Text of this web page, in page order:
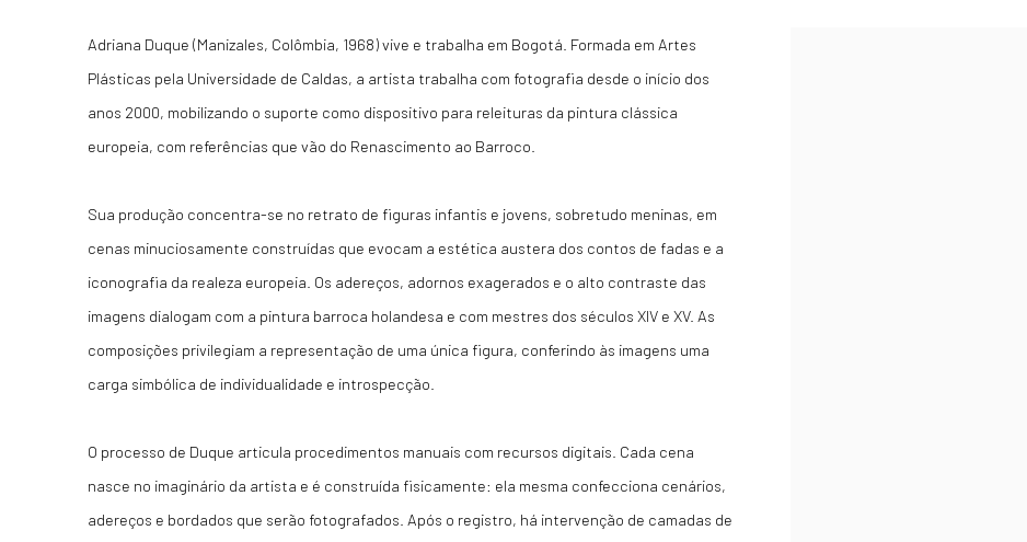
Adriana Duque (Manizales, Colômbia, 1968) vive e trabalha em Bogotá. Formada em Artes
Plásticas pela Universidade de Caldas, a artista trabalha com fotografia desde o início dos
anos 2000, mobilizando o suporte como dispositivo para releituras da pintura clássica
europeia, com referências que vão do Renascimento ao Barroco.
Sua produção concentra-se no retrato de figuras infantis e jovens, sobretudo meninas, em
cenas minuciosamente construídas que evocam a estética austera dos contos de fadas e a
iconografia da realeza europeia. Os adereços, adornos exagerados e o alto contraste das
imagens dialogam com a pintura barroca holandesa e com mestres dos séculos XIV e XV. As
composições privilegiam a representação de uma única figura, conferindo às imagens uma
carga simbólica de individualidade e introspecção.
O processo de Duque articula procedimentos manuais com recursos digitais. Cada cena
nasce no imaginário da artista e é construída fisicamente: ela mesma confecciona cenários,
adereços e bordados que serão fotografados. Após o registro, há intervenção de camadas de